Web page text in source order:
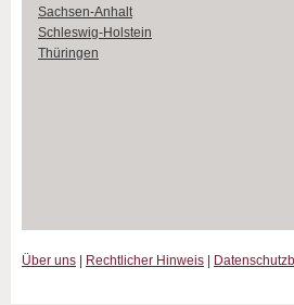
Sachsen-Anhalt
Schleswig-Holstein
Thüringen
Über uns Rechtlicher Hinweis